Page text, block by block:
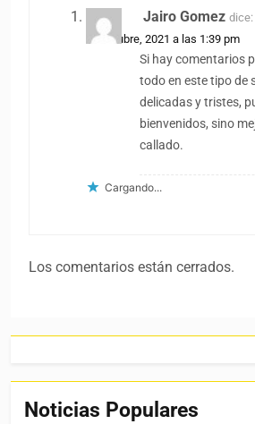
Jairo Gomez dice:
11 octubre, 2021 a las 1:39 pm
Si hay comentarios
todo en este tipo de
delicadas y tristes,
bienvenidos, sino
callado.
Cargando...
Los comentarios están cerrados.
Noticias Populares